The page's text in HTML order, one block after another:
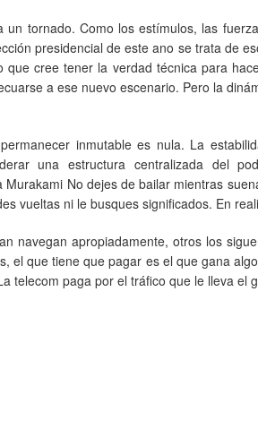
tornado. Como los estímulos, las
presidencial de este ano se trata de
cree tener la verdad técnica para
a ese nuevo escenario. Pero la
inmutable es nula. La
una estructura centralizada del
No dejes de bailar mientras
vueltas ni le busques significados. En
navegan apropiadamente, otros los
el que tiene que pagar es el que gana
telecom paga por el tráfico que le lleva el